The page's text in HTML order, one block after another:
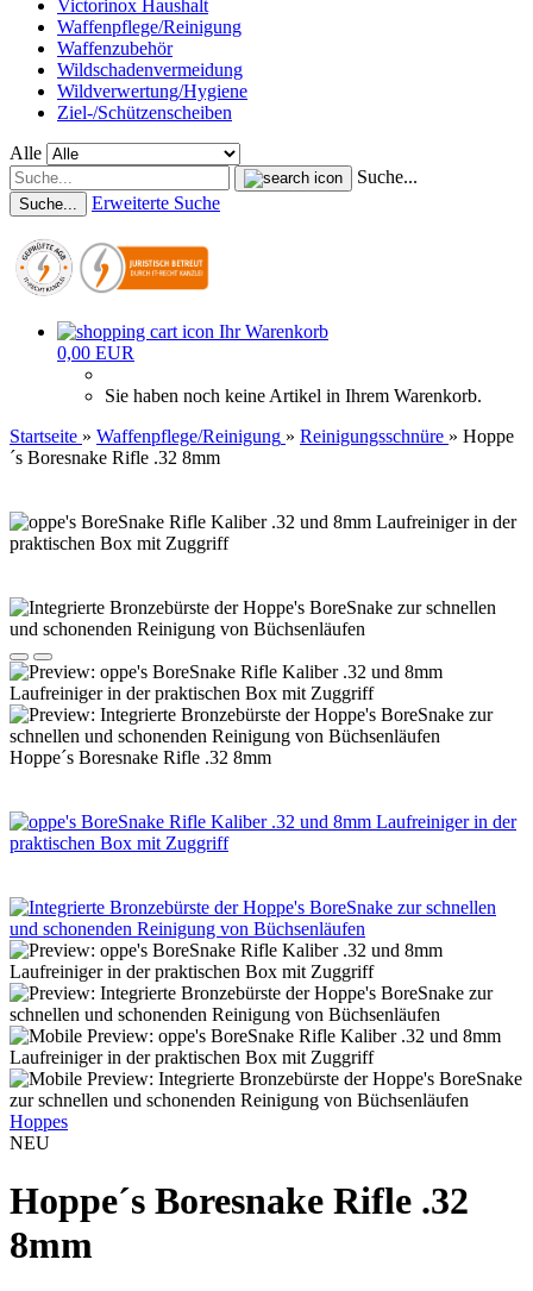
Victorinox Haushalt
Waffenpflege/Reinigung
Waffenzubehör
Wildschadenvermeidung
Wildverwertung/Hygiene
Ziel-/Schützenscheiben
Alle
Suche...
Suche... Erweiterte Suche
Ihr Warenkorb
0,00 EUR
Sie haben noch keine Artikel in Ihrem Warenkorb.
Startseite » Waffenpflege/Reinigung » Reinigungsschnüre » Hoppe
´s Boresnake Rifle .32 8mm
Hoppe´s Boresnake Rifle .32 8mm
Hoppes
NEU
Hoppe´s Boresnake Rifle .32
8mm